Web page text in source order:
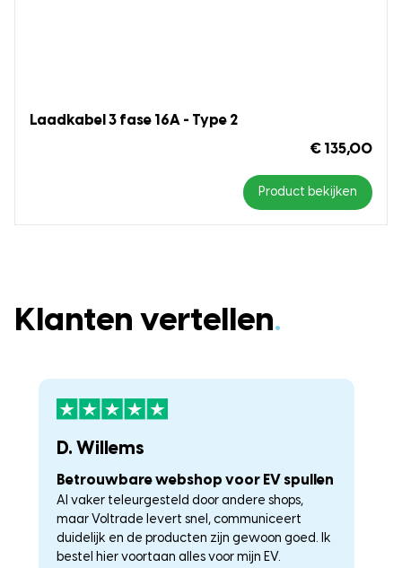
Laadkabel 3 fase 16A - Type 2
€ 135,00
Product bekijken
Klanten vertellen.
D. Willems
Betrouwbare webshop voor EV spullen
Al vaker teleurgesteld door andere shops,
maar Voltrade levert snel, communiceert
duidelijk en de producten zijn gewoon goed. Ik
bestel hier voortaan alles voor mijn EV.